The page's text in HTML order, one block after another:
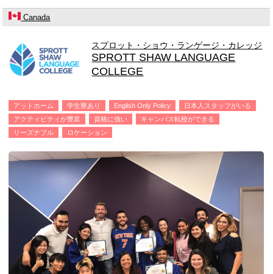
Canada
スプロット・ショウ・ランゲージ・カレッジ
SPROTT SHAW LANGUAGE
COLLEGE
アットホーム 学生寮あり English Only Policy
日本人スタッフがいる
アクティビティが豊富
資格に強い
キャンパス転校ができる
リーズナブル
ロケーション